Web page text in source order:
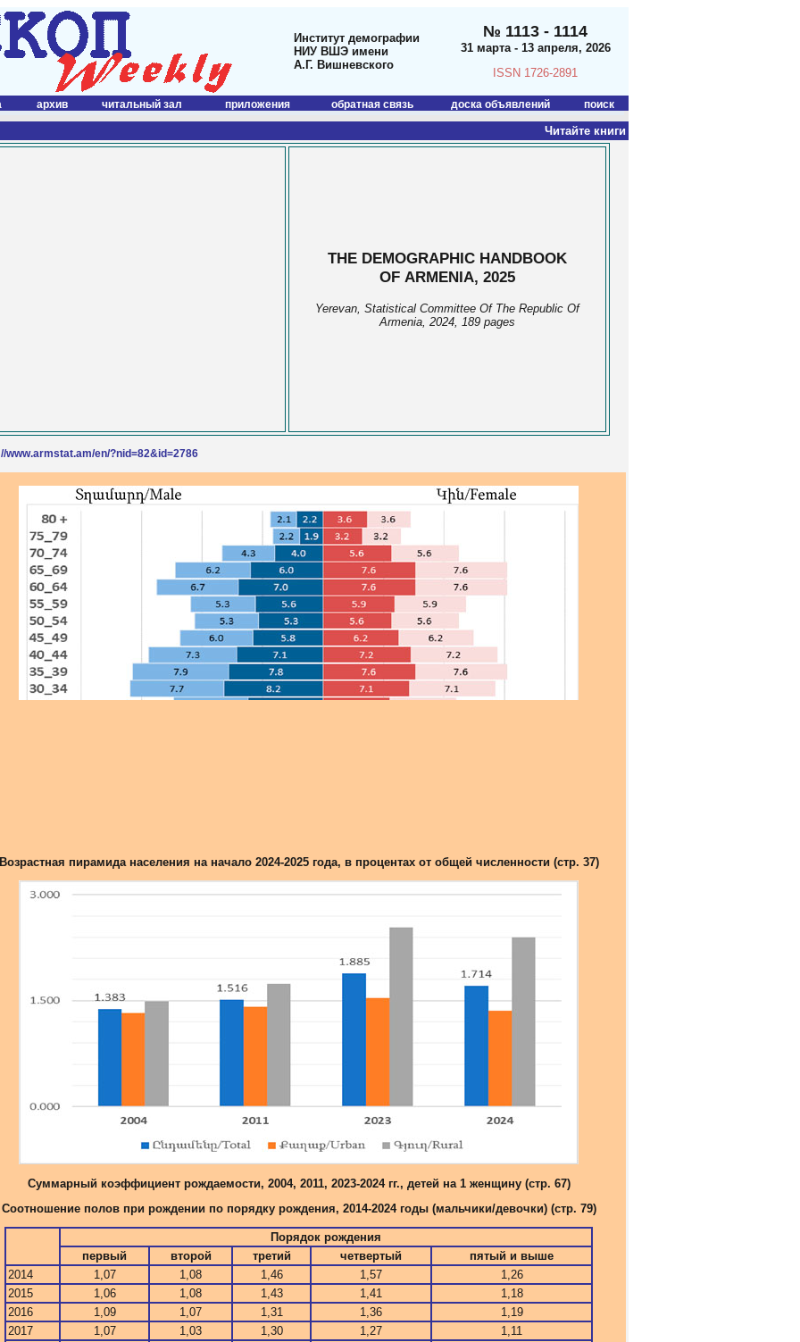
Институт демографии
НИУ ВШЭ имени
А.Г. Вишневского
№ 1113 - 1114
31 марта - 13 апреля, 2026
ISSN 1726-2891
архив читальный зал приложения обратная связь доска объявлений поиск
Читайте книги
THE DEMOGRAPHIC HANDBOOK
OF ARMENIA, 2025
Yerevan, Statistical Committee Of The Republic Of
Armenia, 2024, 189 pages
www.armstat.am/en/?nid=82&id=2786
пирамида населения на начало 2024-2025 года, в процентах от общей численности (стр. 37)
Суммарный коэффициент рождаемости, 2004, 2011, 2023-2024 гг., детей на 1 женщину (стр. 67)
Соотношение полов при рождении по порядку рождения, 2014-2024 годы (мальчики/девочки) (стр. 79)
Порядок рождения
первый
второй третий четвертый
пятый и выше
2014
1,07 1,08 1,46 1,57
1,26
2015
1,06 1,08 1,43 1,41
1,18
2016
1,09 1,07 1,31 1,36
1,19
2017
1,07 1,03 1,30 1,27
1,11